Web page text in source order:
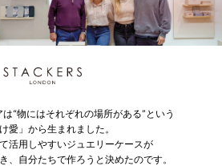
は“物にはそれぞれの場所がある”という
け愛」から生まれました。
活用しやすいジュエリーケースが
、自分たちで作ろうと決めたのです。